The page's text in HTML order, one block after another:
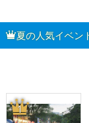
夏の人気イベン
1